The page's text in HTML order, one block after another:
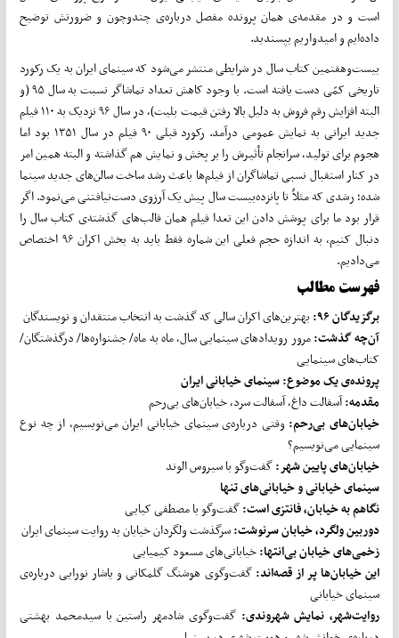
است و در مقدمه‌ی همان پرونده مفصل درباره‌ی چندوچون و ضرورتش توضیح
داده‌ایم و امیدواریم بپسندید.
بیست‌وهفتمین کتاب سال در شرایطی منتشر می‌شود که سینمای ایران به یک رکورد
تاریخی کمّی دست یافته است. با وجود کاهش تعداد تماشاگر نسبت به سال ۹۵ (و
البته افزایش رقم فروش به دلیل بالا رفتن قیمت بلیت)، در سال ۹۶ نزدیک به ۱۱۰ فیلم
جدید ایرانی به نمایش عمومی درآمد. رکورد قبلی ۹۰ فیلم در سال ۱۳۵۱ بود اما
هجوم برای تولید، سرانجام تأثیرش را بر پخش و نمایش هم گذاشته و البته همین امر
در کنار استقبال نسبی تماشاگران از فیلم‌ها باعث رشد ساخت سالن‌های جدید سینما
شده؛ رشدی که مثلاً تا پانزده‌بیست سال پیش یک آرزوی دست‌نیافتنی می‌نمود. اگر
قرار بود ما برای پوشش دادن این تعدا فیلم همان قالب‌های گذشته‌ی کتاب سال را
دنبال کنیم، به اندازه حجم فعلی این شماره فقط باید به بخش اکران ۹۶ اختصاص
می‌دادیم.
فهرست مطالب
برگزیدگان ۹۶:
بهترین‌های اکران سالی که گذشت به انتخاب منتقدان و نویسندگان
آنچه گذشت:مرور رویدادهای سینمایی سال، ماه به ماه/ جشنواره‌ها/ درگذشتگان/
کتاب‌های سینمایی
پرونده‌ی یک موضوع: سینمای خیابانی ایران
مقدمه:آسفالت داغ، آسفالت سرد، خیابان‌های بی‌رحم
خیابانهای بیرحم:وقتی درباره‌ی سینمای خیابانی ایران می‌نویسیم، از چه نوع
سینمایی می‌نویسیم؟
خیابانهای پایین شهر:گفت‌وگو با سیروس الوند
سینمای خیابانی و خیابانیهای تنها
نگاهم به خیابان، فانتزی است:گفت‌وگو با مصطفی کیایی
دوربین ولگرد، خیابان سرنوشت:سرگذشت ولگردان خیابان به روایت سینمای ایران
زخمیهای خیابان بیانتها:خیابانی‌های مسعود کیمیایی
این خیابانها پر از قصهاند:گفت‌وگوی هوشنگ گلمکانی و یاشار نورایی درباره‌ی
سینمای خیابانی
روایتشهر، نمایش شهروندی:گفت‌وگوی شادمهر راستین با سیدمحمد بهشتی